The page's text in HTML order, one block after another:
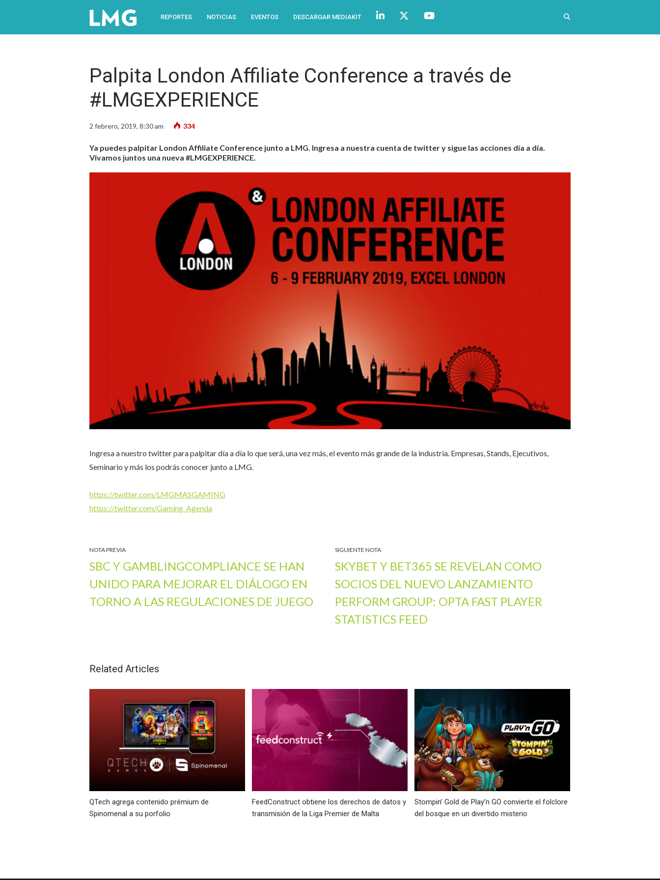
REPORTES NOTICIAS EVENTOS DESCARGAR MEDIAKIT
Palpita London Affiliate Conference a través de
#LMGEXPERIENCE
2 febrero, 2019, 8:30 am 334
Ya puedes palpitar London Affiliate Conference junto a LMG. Ingresa a nuestra cuenta de twitter y sigue las acciones día a día.
Vivamos juntos una nueva #LMGEXPERIENCE.
Ingresa a nuestro twitter para palpitar día a día lo que será, una vez más, el evento más grande de la industria. Empresas, Stands, Ejecutivos,
Seminario y más los podrás conocer junto a LMG.
https://twitter.com/LMGMASGAMING
https://twitter.com/Gaming_Agenda
NOTA PREVIA
SBC Y GAMBLINGCOMPLIANCE SE HAN
UNIDO PARA MEJORAR EL DIÁLOGO EN
TORNO A LAS REGULACIONES DE JUEGO
SIGUIENTE NOTA
SKYBET Y BET365 SE REVELAN COMO
SOCIOS DEL NUEVO LANZAMIENTO
PERFORM GROUP: OPTA FAST PLAYER
STATISTICS FEED
Related Articles
QTech agrega contenido prémium de
Spinomenal a su porfolio
FeedConstruct obtiene los derechos de datos y
transmisión de la Liga Premier de Malta
Stompin’ Gold de Play’n GO convierte el folclore
del bosque en un divertido misterio